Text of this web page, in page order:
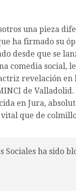
una pieza
ha firmado su
desde que se
comedia
revelación en
de
en Jura,
que de
Sociales ha sido